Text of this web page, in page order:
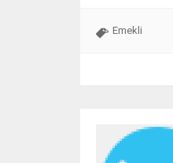
Emekli